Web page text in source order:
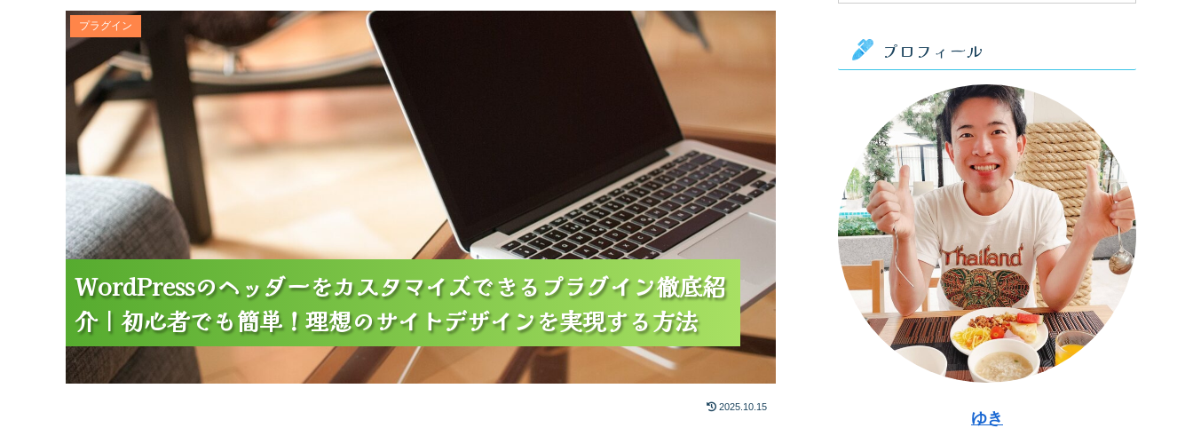
WordPressのヘッダーをカスタマイズできるプラグイン徹底紹介｜初心者でも簡単！理想のサイトデザイ
ンを実現する方法
WordPressのヘッダーをカスタマイズできるプラグイン徹底紹
介｜初心者でも簡単！理想のサイトデザインを実現する方法
WordPressのヘッダーをカスタマイズできるプラグイン徹底紹
介｜初心者でも簡単！理想のサイトデザインを実現する方法
WordPressのヘッダーをカスタマイズできるプラグイン徹底紹
介｜初心者でも簡単！理想のサイトデザインを実現する方法
プラグイン
2025.10.15
プロフィール
ゆき